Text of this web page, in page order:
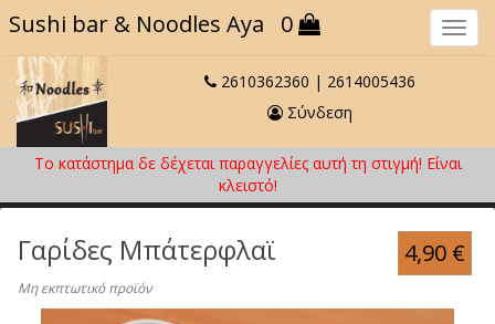
Sushi bar & Noodles Aya 0
2610362360 | 2614005436
Σύνδεση
Το κατάστημα δε δέχεται παραγγελίες αυτή τη στιγμή! Eίναι
κλειστό!
Γαρίδες Μπάτερφλαϊ
Μη εκπτωτικό προϊόν
4,90€